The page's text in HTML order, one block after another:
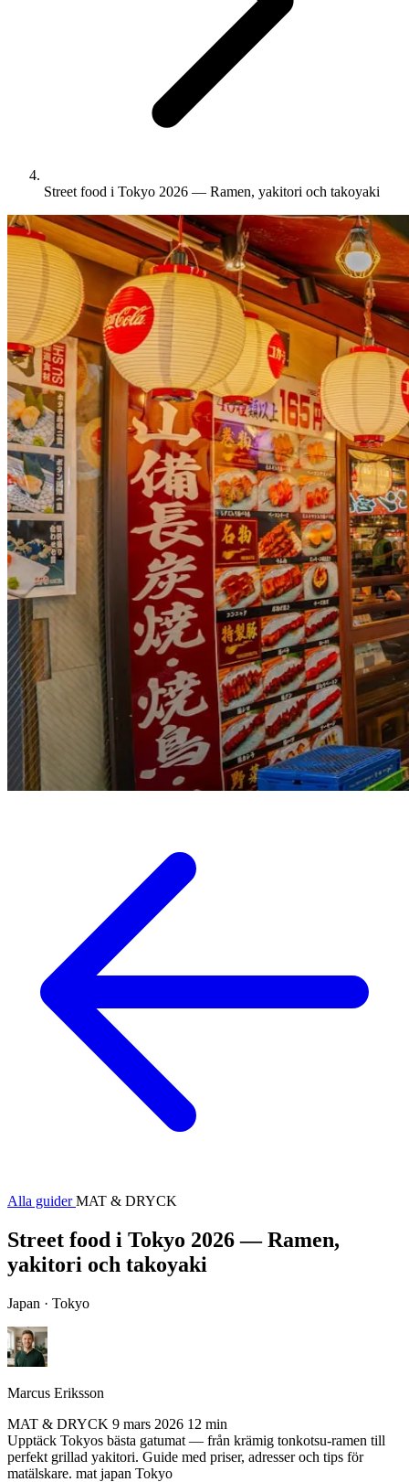
Street food i Tokyo 2026 — Ramen, yakitori och takoyaki
Alla guiderMAT & DRYCK
Street food i Tokyo 2026 — Ramen,
yakitori och takoyaki
Japan · Tokyo
Marcus Eriksson
MAT & DRYCK 9 mars 2026 12 min
Upptäck Tokyos bästa gatumat — från krämig tonkotsu-ramen till
perfekt grillad yakitori. Guide med priser, adresser och tips för
matälskare. mat japan Tokyo